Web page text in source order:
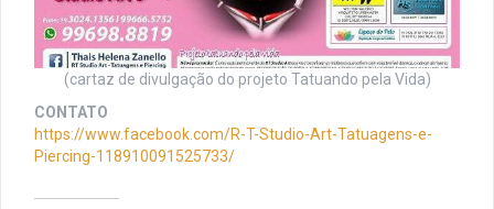
(cartaz de divulgação do projeto Tatuando pela Vida)
CONTATO
https://www.facebook.com/R-T-Studio-Art-Tatuagens-e-
Piercing-118910091525733/